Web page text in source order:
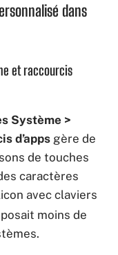
dans
et raccourcis
Système >
d’apps gère de
de touches
caractères
avec claviers
moins de